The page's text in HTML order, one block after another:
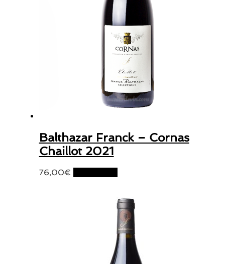
Balthazar Franck – Cornas
Chaillot 2021
76,00€